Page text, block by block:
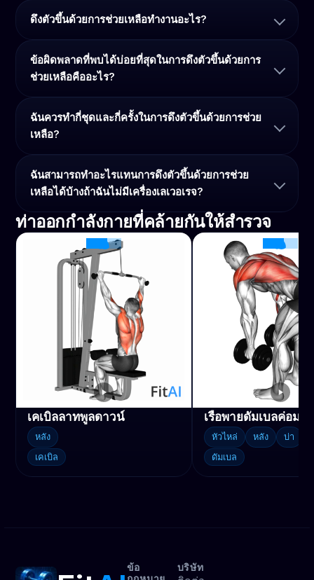
ดึงตัวขึ้นด้วยการช่วยเหลือทำงานอะไร?
ข้อผิดพลาดที่พบได้บ่อยที่สุดในการดึงตัวขึ้นด้วยการ
ช่วยเหลือคืออะไร?
ฉันควรทำกี่ชุดและกี่ครั้งในการดึงตัวขึ้นด้วยการช่วย
เหลือ?
ฉันสามารถทำอะไรแทนการดึงตัวขึ้นด้วยการช่วย
เหลือได้บ้างถ้าฉันไม่มีเครื่องเลเวอเรจ?
ท่าออกกำลังกายที่คล้ายกันให้สำรวจ
เคเบิลลาทพูลดาวน์
หลัง
เคเบิล
เรือพายดัมเบลค่อม
หัวไหล่ หลัง
บ่า
ดัมเบล
ข้อ
บริษัท